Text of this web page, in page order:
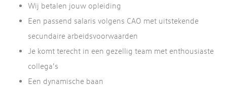
Wij betalen jouw opleiding
Een passend salaris volgens CAO met uitstekende
secundaire arbeidsvoorwaarden
Je komt terecht in een gezellig team met enthousiaste
collega’s
Een dynamische baan